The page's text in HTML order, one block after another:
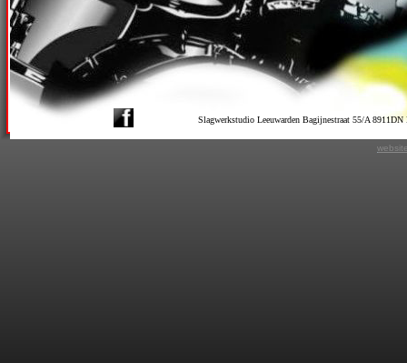
Slagwerkstudio Leeuwarden Bagijnestraat 55/A